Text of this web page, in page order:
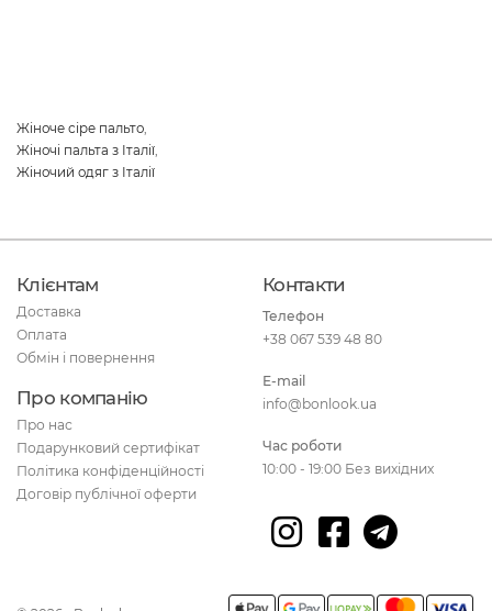
Жіноче сіре пальто
Жіночі пальта з Італії
Жіночий одяг з Італії
Клієнтам
Доставка
Оплата
Обмін і повернення
Про компанію
Про нас
Подарунковий сертифікат
Політика конфіденційності
Договір публічної оферти
Контакти
Телефон
+38 067 539 48 80
E-mail
info@bonlook.ua
Час роботи
10:00 - 19:00 Без вихідних